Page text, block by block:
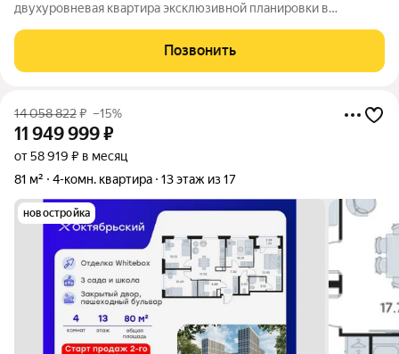
двухуровневая квартира эксклюзивной планировки в
первом этаже расположены: большая кухня-столовая с
панорамным окном, просторный зал, 2 спальни,
Позвонить
14 058 822₽ –15%
11 949 999₽
от 58 919 ₽ в месяц
81 м²
4-комн. квартира 13 этаж из 17
новостройка